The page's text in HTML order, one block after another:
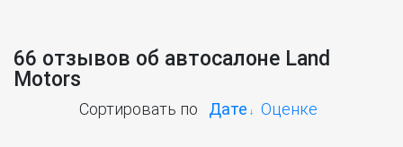
66 отзывов об автосалоне Land
Motors
Сортировать по Дате Оценке